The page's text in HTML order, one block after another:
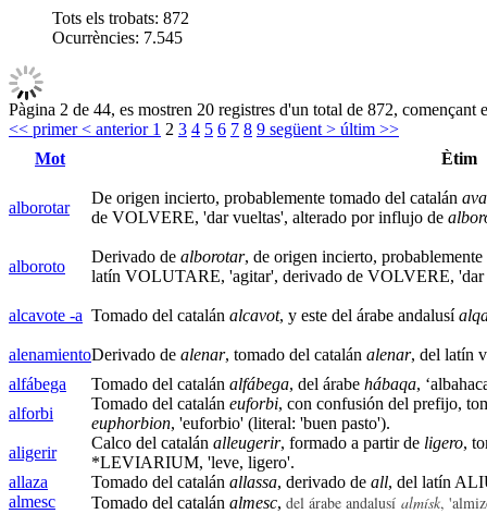
Tots els trobats: 872
Ocurrències: 7.545
Pàgina 2 de 44, es mostren 20 registres d'un total de 872, començant
<< primer< anterior 1 2 3 4 5 6 7 8 9 següent > últim >>
Mot
Ètim
alborotar
De origen incierto, probablemente tomado del catalán
de VOLVERE, 'dar vueltas', alterado por influjo de
alboroto
Derivado de alborotar, de origen incierto,
latín VOLUTARE, 'agitar', derivado de VOLVERE,
alcavote -a Tomado del catalán alcavot, y este del árabe andalusí
alenamientoDerivado de alenar, tomado del catalán alenar, del latín
alfábega
Tomado del catalán alfábega, del árabe hábaqa,
alforbi
Tomado del catalán euforbi, con confusión del prefijo,
euphorbion, 'euforbio' (literal: 'buen pasto').
aligerir
Calco del catalán alleugerir, formado a partir de ligero,
*LEVIARIUM, 'leve, ligero'.
allaza
Tomado del catalán allassa, derivado de all, del latín
almesc
Tomado del catalán almesc, del árabe andalusí almísk,